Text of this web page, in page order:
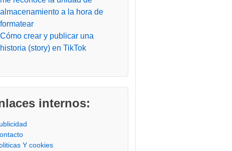
almacenamiento a la hora de
formatear
Cómo crear y publicar una
historia (story) en TikTok
internos:
Y cookies